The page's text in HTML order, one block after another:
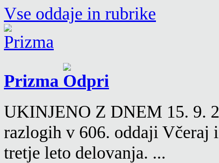
Vse oddaje in rubrike
Prizma
UKINJENO Z DNEM 15. 9.
razlogih v 606. oddaji Včeraj
tretje leto delovanja. ...